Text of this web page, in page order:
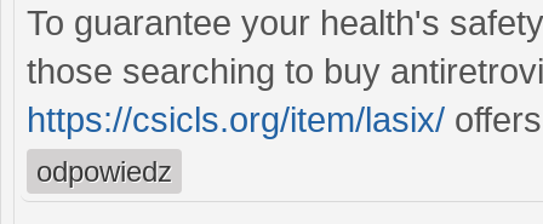
To guarantee your health's
those searching to buy
https://csicls.org/item/lasix/
odpowiedz